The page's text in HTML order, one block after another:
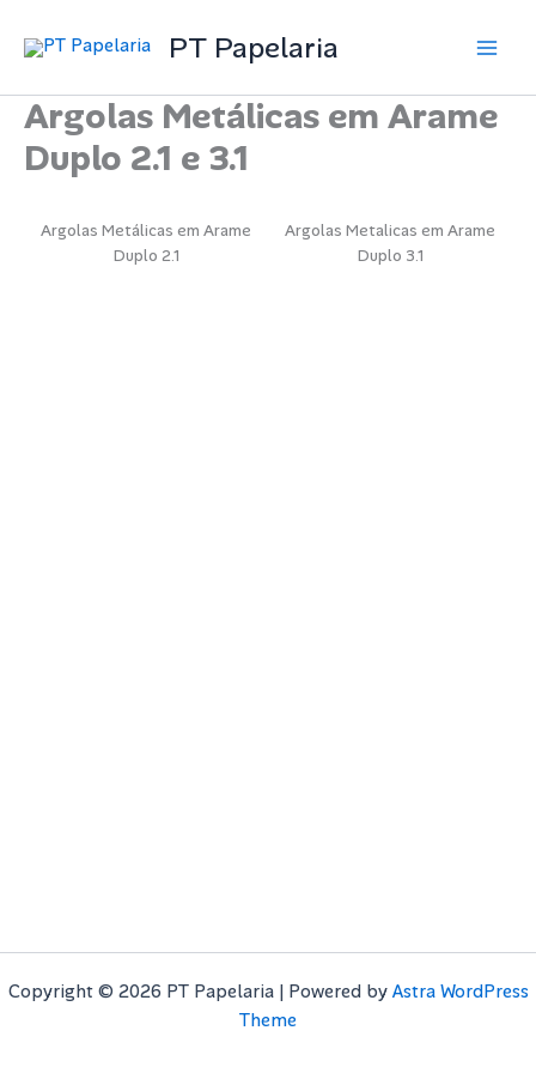
PT Papelaria
Argolas Metálicas em Arame
Duplo 2.1 e 3.1
Argolas Metálicas em Arame
Duplo 2.1
Argolas Metalicas em Arame
Duplo 3.1
Copyright © 2026 PT Papelaria | Powered by Astra WordPress
Theme